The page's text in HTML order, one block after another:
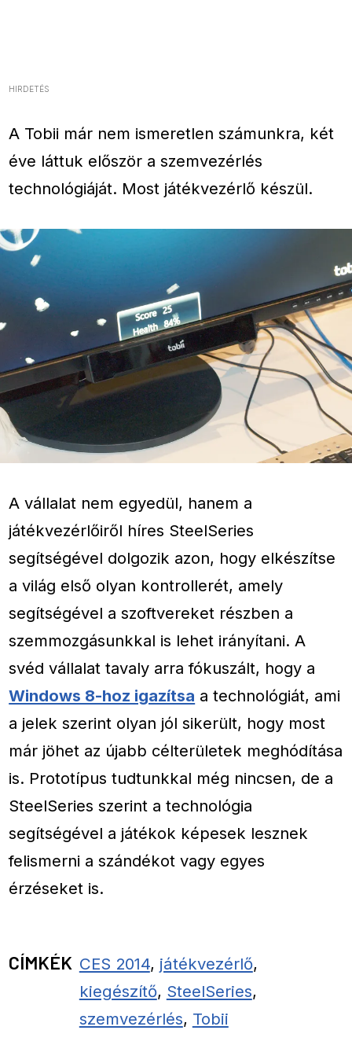
HIRDETÉS
A Tobii már nem ismeretlen számunkra, két
éve láttuk először a szemvezérlés
technológiáját. Most játékvezérlő készül.
A vállalat nem egyedül, hanem a
játékvezérlőiről híres SteelSeries
segítségével dolgozik azon, hogy elkészítse
a világ első olyan kontrollerét, amely
segítségével a szoftvereket részben a
szemmozgásunkkal is lehet irányítani. A
svéd vállalat tavaly arra fókuszált, hogy a
Windows 8-hoz igazítsa a technológiát, ami
a jelek szerint olyan jól sikerült, hogy most
már jöhet az újabb célterületek meghódítása
is. Prototípus tudtunkkal még nincsen, de a
SteelSeries szerint a technológia
segítségével a játékok képesek lesznek
felismerni a szándékot vagy egyes
érzéseket is.
CÍMKÉK CES 2014, játékvezérlő,
kiegészítő, SteelSeries,
szemvezérlés, Tobii